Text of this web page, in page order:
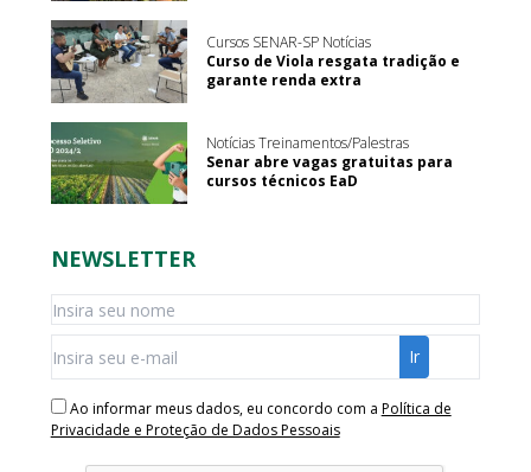
Cursos SENAR-SP Notícias
Curso de Viola resgata tradição e
garante renda extra
Notícias Treinamentos/Palestras
Senar abre vagas gratuitas para
cursos técnicos EaD
NEWSLETTER
Ao informar meus dados, eu concordo com a Política de
Privacidade e Proteção de Dados Pessoais